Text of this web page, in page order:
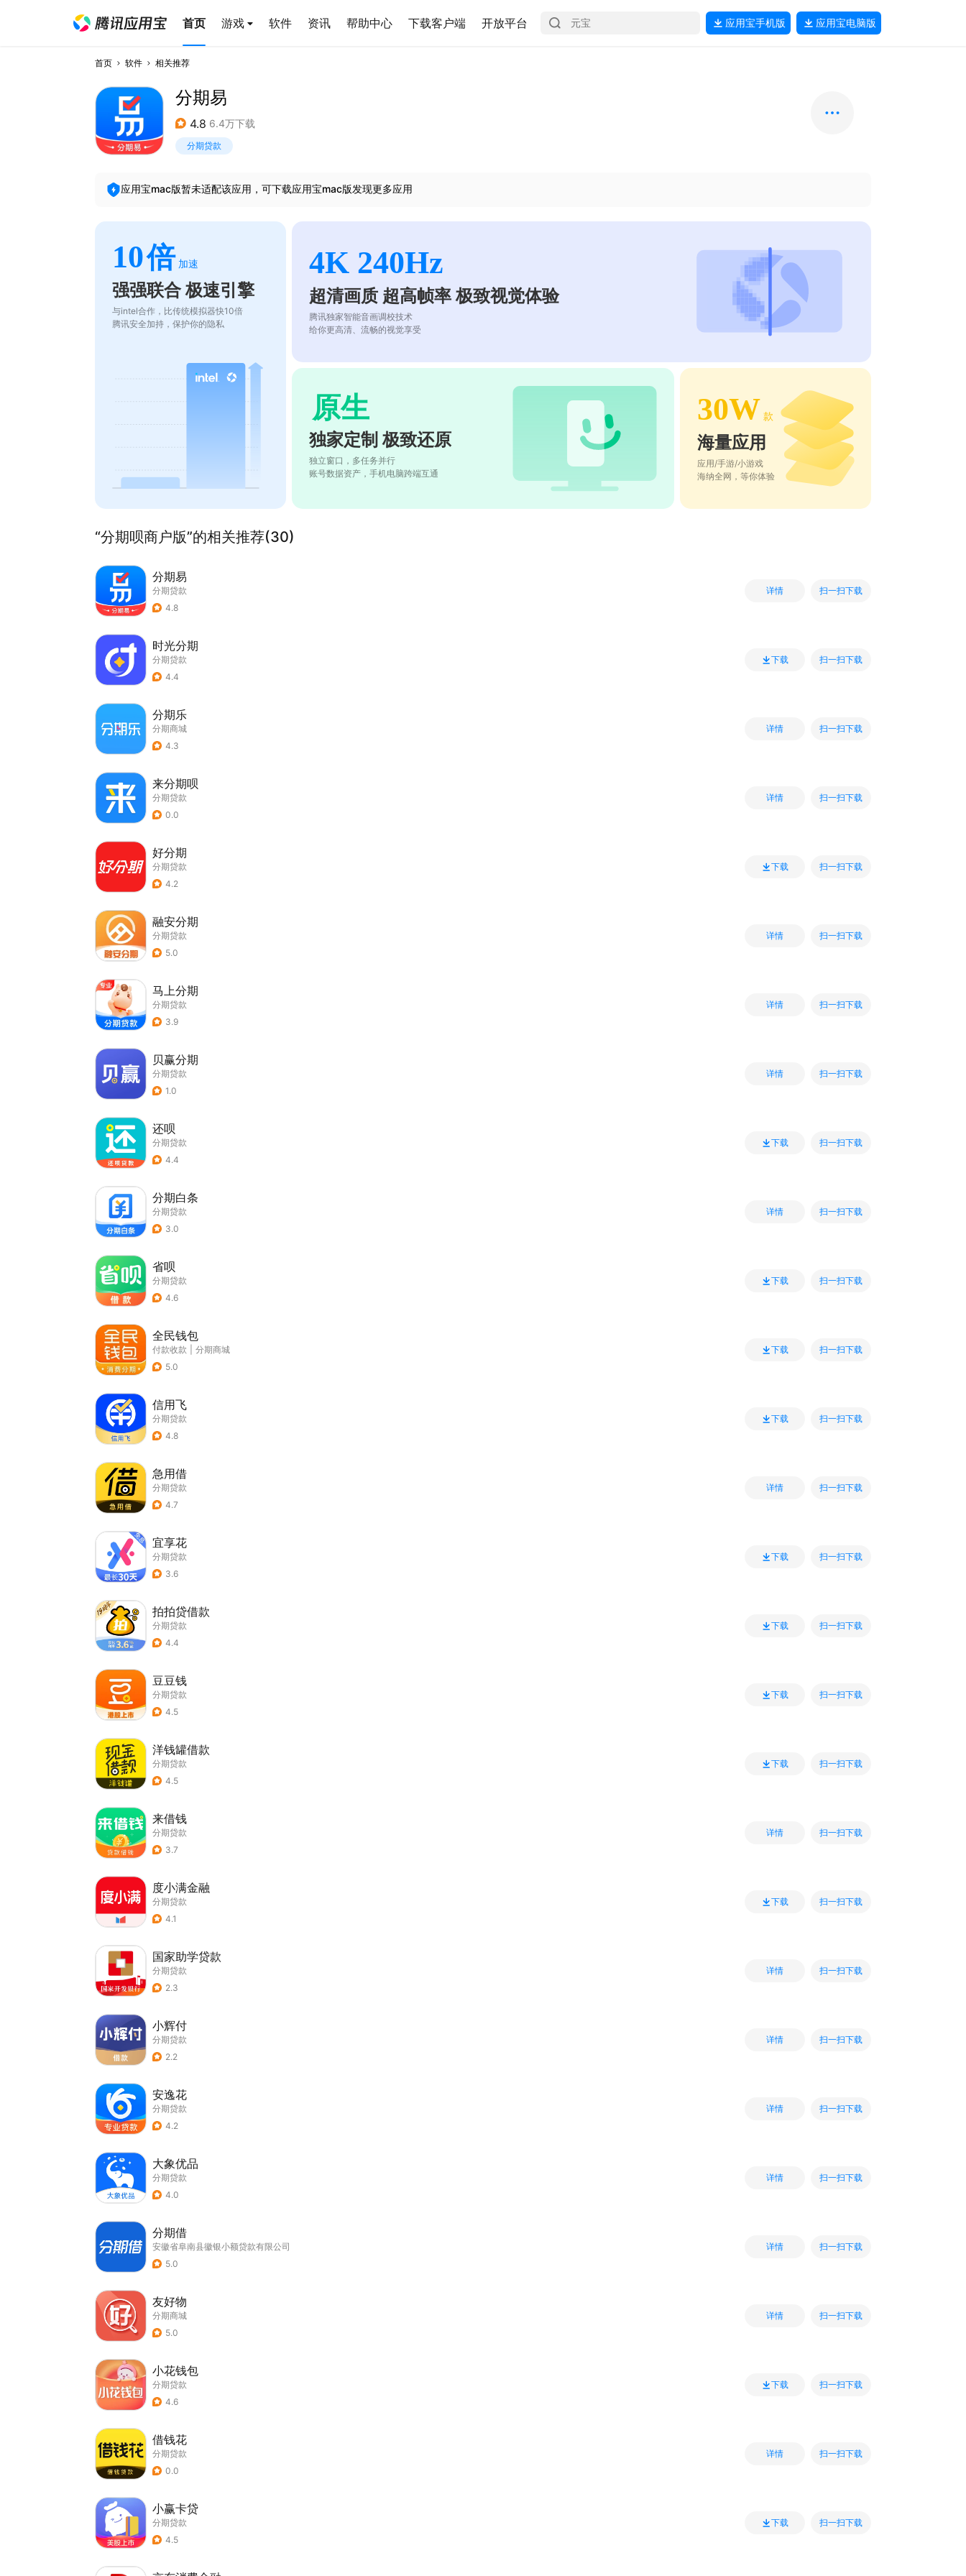
首页 游戏 软件 资讯 帮助中心 下载客户端 开放平台 应用宝手机版 应用宝电脑版
首页 软件 相关推荐
分期易
4.8 6.4万下载
分期贷款
应用宝mac版暂未适配该应用，可下载应用宝mac版发现更多应用
10倍 加速
强强联合 极速引擎
与intel合作，比传统模拟器快10倍
腾讯安全加持，保护你的隐私
4K 240Hz
超清画质 超高帧率 极致视觉体验
腾讯独家智能音画调校技术
给你更高清、流畅的视觉享受
原生
独家定制 极致还原
独立窗口，多任务并行
账号数据资产，手机电脑跨端互通
30W 款
海量应用
应用/手游/小游戏
海纳全网，等你体验
“分期呗商户版”的相关推荐(30)
分期易
分期贷款
4.8
详情 扫一扫下载
时光分期
分期贷款
4.4
下载 扫一扫下载
分期乐
分期商城
4.3
详情 扫一扫下载
来分期呗
分期贷款
0.0
详情 扫一扫下载
好分期
分期贷款
4.2
下载 扫一扫下载
融安分期
分期贷款
5.0
详情 扫一扫下载
马上分期
分期贷款
3.9
详情 扫一扫下载
贝赢分期
分期贷款
1.0
详情 扫一扫下载
还呗
分期贷款
4.4
下载 扫一扫下载
分期白条
分期贷款
3.0
详情 扫一扫下载
省呗
分期贷款
4.6
下载 扫一扫下载
全民钱包
付款收款
分期商城
5.0
下载 扫一扫下载
信用飞
分期贷款
4.8
下载 扫一扫下载
急用借
分期贷款
4.7
详情 扫一扫下载
宜享花
分期贷款
3.6
下载 扫一扫下载
拍拍贷借款
分期贷款
4.4
下载 扫一扫下载
豆豆钱
分期贷款
4.5
下载 扫一扫下载
洋钱罐借款
分期贷款
4.5
下载 扫一扫下载
来借钱
分期贷款
3.7
详情 扫一扫下载
度小满金融
分期贷款
4.1
下载 扫一扫下载
国家助学贷款
分期贷款
2.3
详情 扫一扫下载
小辉付
分期贷款
2.2
详情 扫一扫下载
安逸花
分期贷款
4.2
详情 扫一扫下载
大象优品
分期贷款
4.0
详情 扫一扫下载
分期借
安徽省阜南县徽银小额贷款有限公司
5.0
详情 扫一扫下载
友好物
分期商城
5.0
详情 扫一扫下载
小花钱包
分期贷款
4.6
下载 扫一扫下载
借钱花
分期贷款
0.0
详情 扫一扫下载
小赢卡贷
分期贷款
4.5
下载 扫一扫下载